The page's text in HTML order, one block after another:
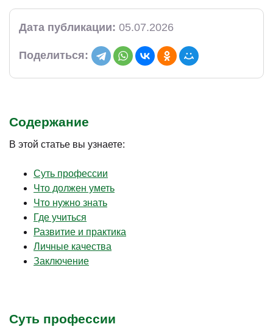
Дата публикации: 05.07.2026
Поделиться:
Содержание
В этой статье вы узнаете:
Суть профессии
Что должен уметь
Что нужно знать
Где учиться
Развитие и практика
Личные качества
Заключение
Суть профессии